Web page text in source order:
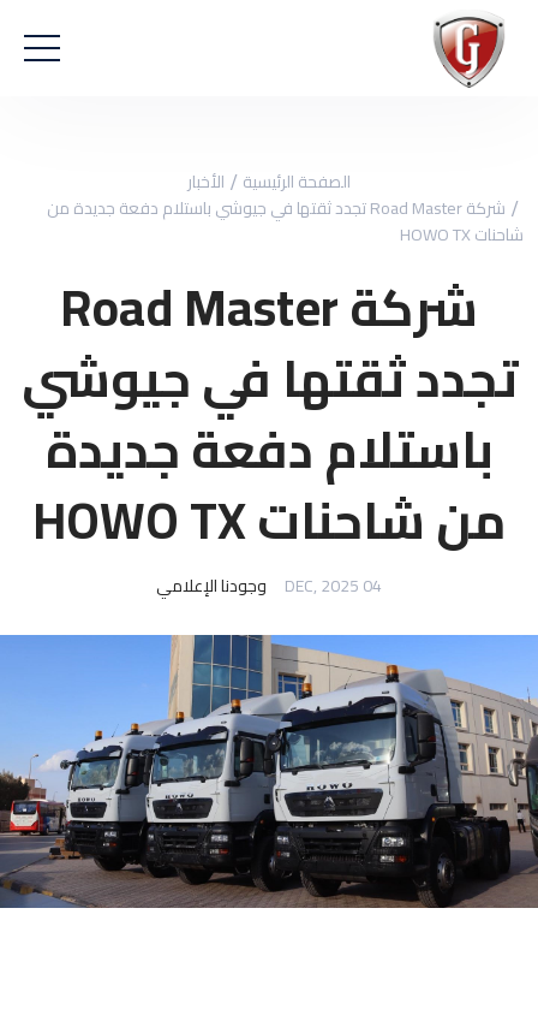
الصفحة الرئيسية
الأخبار
شركة Road Master تجدد ثقتها في جيوشي باستلام دفعة جديدة من
شاحنات HOWO TX
شركة Road Master
تجدد ثقتها في جيوشي
باستلام دفعة جديدة
من شاحنات HOWO TX
04 DEC, 2025 وجودنا الإعلامي